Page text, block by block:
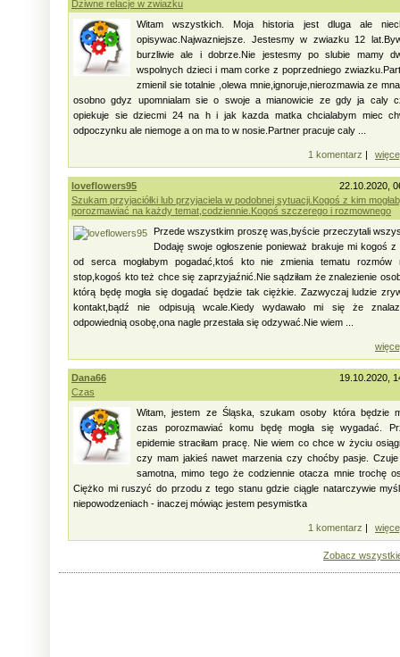
Dziwne relacje w zwiazku
Witam wszystkich. Moja historia jest dluga ale
opisywac.Najwazniejsze. Jestesmy w zwiazku 12
burzliwie ale i dobrze.Nie jestesmy po slubie mamy
wspolnych dzieci i mam corke z poprzedniego
zmienil sie totalnie ,olewa mnie,ignoruje,nierozmawia ze
osobno gdyz upomnialam sie o swoje a mianowicie ze gdy ja caly
opiekuje sie dziecmi 24 na h i jak kazda matka chcialabym miec
odpoczynku ale niemoge a on ma to w nosie.Partner pracuje caly ...
1 komentarz |
loveflowers95
22.10.2020,
Szukam przyjaciółki lub przyjaciela w podobnej sytuacji.Kogoś z kim
porozmawiać na każdy temat,codziennie.Kogoś szczerego i rozmownego
Przede wszystkim proszę was,byście przeczytali
Dodaję swoje ogłoszenie ponieważ brakuje mi kogoś z
od serca mogłabym pogadać,ktoś kto nie zmienia tematu rozmów
stop,kogoś kto też chce się zaprzyjaźnić.Nie sądziłam że znalezienie
którą będę mogła się dogadać będzie tak ciężkie. Zazwyczaj ludzie
kontakt,bądź nie odpisują wcale.Kiedy wydawało mi się że
odpowiednią osobę,ona nagle przestała się odzywać.Nie wiem ...
Dana66
19.10.2020,
Czas
Witam, jestem ze Śląska, szukam osoby która będzie
czas porozmawiać komu będę mogła się wygadać.
epidemie straciłam pracę. Nie wiem co chce w życiu
czy mam jakieś nawet marzenia czy choćby pasje.
samotna, mimo tego że codziennie otacza mnie trochę
Ciężko mi ruszyć do przodu z tego stanu gdzie ciągle natarczywie
niepowodzeniach - inaczej mówiąc jestem pesymistka
1 komentarz |
Zobacz